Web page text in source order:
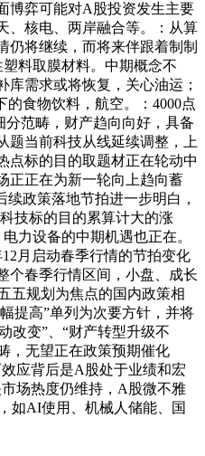
博弈可能对A股投资发生主要
、核电、两岸融合等。：从算
仍将继续，而将来伴跟着制制
料取膜材料。中期概念不
需求或将恢复，关心油运；
食物饮料，航空。：4000点
范畴，财产趋向向好，具备
题当前科技从线延续调整，上
点标的目的取题材正在轮动中
正正在为新一轮向上趋向蓄
政策落地节拍进一步明白，
技标的目的累算计大的涨
力设备的中期机遇也正在。
月启动春季行情的节拍变化
个春季行情区间，小盘、成长
五规划为焦点的国内政策相
提高”单列为次要方针，并将
改变”、“财产转型升级不
，无望正在政策预期催化
应背后是A股处于业绩和宏
场热度仍维持，A股微不雅
如AI使用、机械人储能、国